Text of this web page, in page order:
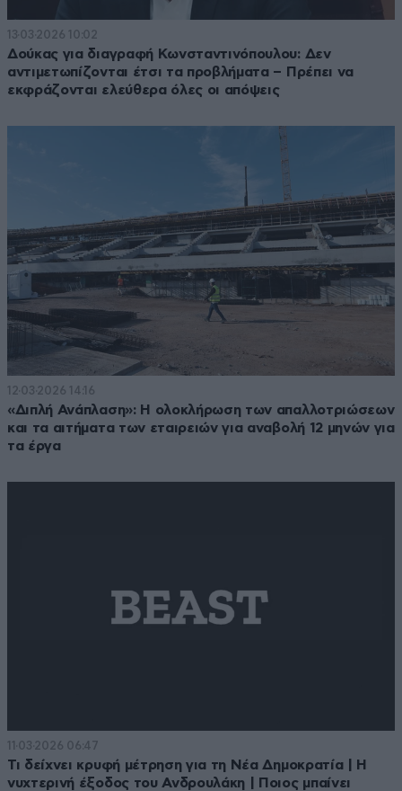
13·03·2026 10:02
Δούκας για διαγραφή Κωνσταντινόπουλου: Δεν
αντιμετωπίζονται έτσι τα προβλήματα – Πρέπει να
εκφράζονται ελεύθερα όλες οι απόψεις
12·03·2026 14:16
«Διπλή Ανάπλαση»: Η ολοκλήρωση των απαλλοτριώσεων
και τα αιτήματα των εταιρειών για αναβολή 12 μηνών για
τα έργα
11·03·2026 06:47
Τι δείχνει κρυφή μέτρηση για τη Νέα Δημοκρατία | Η
νυχτερινή έξοδος του Ανδρουλάκη | Ποιος μπαίνει